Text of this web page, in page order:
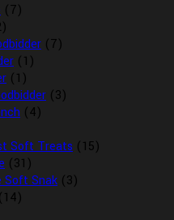
(7)
(7)
(1)
(1)
(3)
(4)
Soft Treats (15)
(31)
Snak (3)
(14)